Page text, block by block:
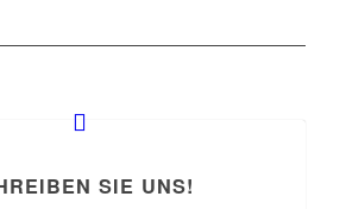
SIE UNS!